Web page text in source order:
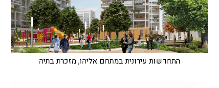
התחדשות עירונית במתחם אליהו, מזכרת בתיה